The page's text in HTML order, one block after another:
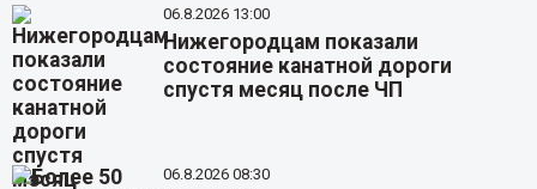
06.8.2026 13:00
Нижегородцам показали
состояние канатной дороги
спустя месяц после ЧП
06.8.2026 08:30